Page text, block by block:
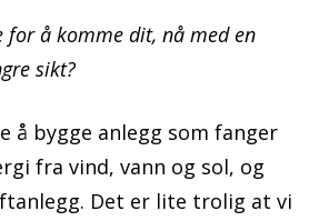
for å komme dit, nå med en
sikt?
å bygge anlegg som fanger
fra vind, vann og sol, og
Det er lite trolig at vi